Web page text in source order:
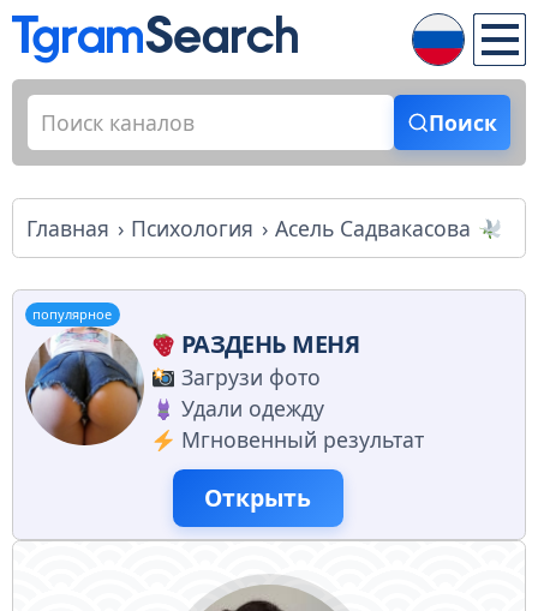
Поиск
Главная Психология Асель Садвакасова
популярное
РАЗДЕНЬ МЕНЯ
Загрузи фото
Удали одежду
Мгновенный результат
Открыть